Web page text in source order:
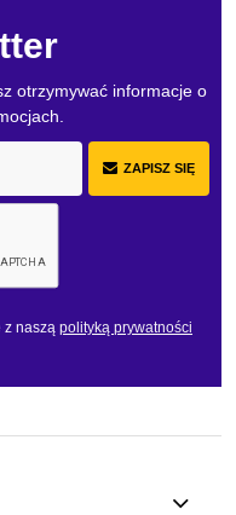
otrzymywać informacje o
ZAPISZ SIĘ
z naszą polityką prywatności